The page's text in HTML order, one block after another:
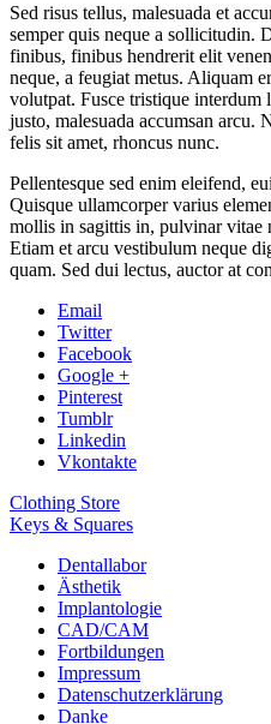
Sed risus tellus, malesuada et
semper quis neque a sollicitudin.
finibus, finibus hendrerit elit
neque, a feugiat metus. Aliquam
volutpat. Fusce tristique interdum
justo, malesuada accumsan arcu.
felis sit amet, rhoncus nunc.
Pellentesque sed enim eleifend,
Quisque ullamcorper varius
mollis in sagittis in, pulvinar vitae
Etiam et arcu vestibulum neque
quam. Sed dui lectus, auctor at
Email
Twitter
Facebook
Google +
Pinterest
Tumblr
Linkedin
Vkontakte
Clothing Store
Keys & Squares
Dentallabor
Ästhetik
Implantologie
CAD/CAM
Fortbildungen
Impressum
Datenschutzerklärung
Danke